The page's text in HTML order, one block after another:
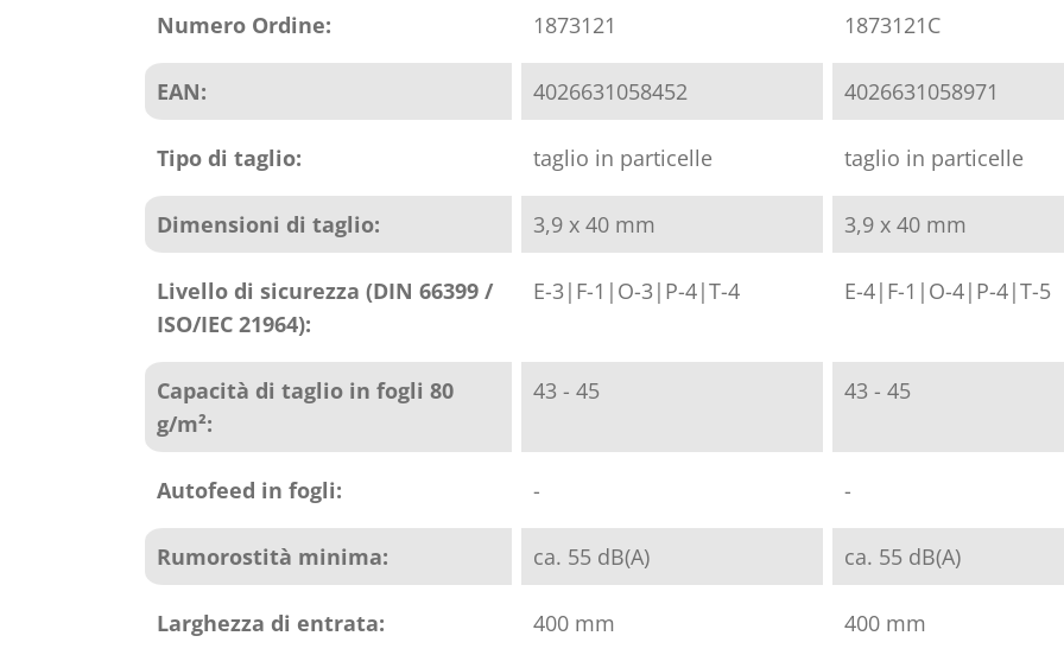
del
prodotto
Numero Ordine: 1873121 1873121C
EAN: 4026631058452 4026631058971
Tipo di taglio: taglio in particelle taglio in particelle
Dimensioni di taglio: 3,9 x 40 mm 3,9 x 40 mm
Livello di sicurezza (DIN 66399 /
ISO/IEC 21964):
E-3|F-1|O-3|P-4|T-4 E-4|F-1|O-4|P-4|T-5
Capacità di taglio in fogli 80
g/m²:
43 - 45 43 - 45
Autofeed in fogli: - -
Rumorostità minima: ca. 55 dB(A) ca. 55 dB(A)
Larghezza di entrata: 400 mm 400 mm